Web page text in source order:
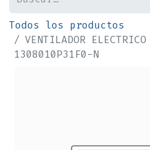
Todos los productos
VENTILADOR
1308010P31F0-N